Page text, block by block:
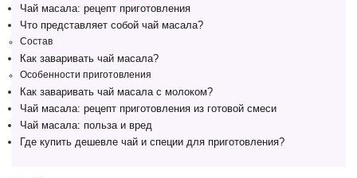
Чай масала: рецепт приготовления
Что представляет собой чай масала?
Состав
Как заваривать чай масала?
Особенности приготовления
Как заваривать чай масала с молоком?
Чай масала: рецепт приготовления из готовой смеси
Чай масала: польза и вред
Где купить дешевле чай и специи для приготовления?